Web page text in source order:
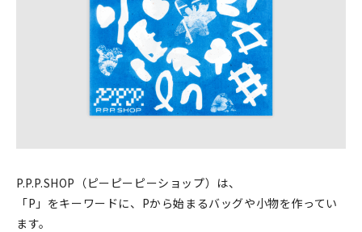
はんこ
JAMグッズ
P.P.P.SHOP（ピーピーピーショップ）は、
「P」をキーワードに、Pから始まるバッグや小物を作ってい
ます。